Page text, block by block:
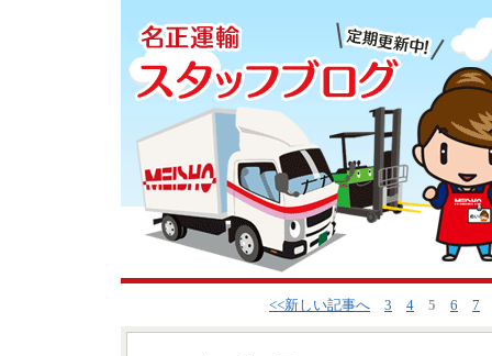
<<新しい記事へ 3 4 5 6 7